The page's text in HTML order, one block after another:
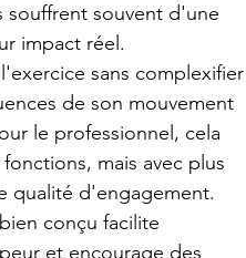
souffrent souvent d'une
impact réel.
sans complexifier
de son mouvement
le professionnel, cela
mais avec plus
qualité d'engagement.
conçu facilite
et encourage des